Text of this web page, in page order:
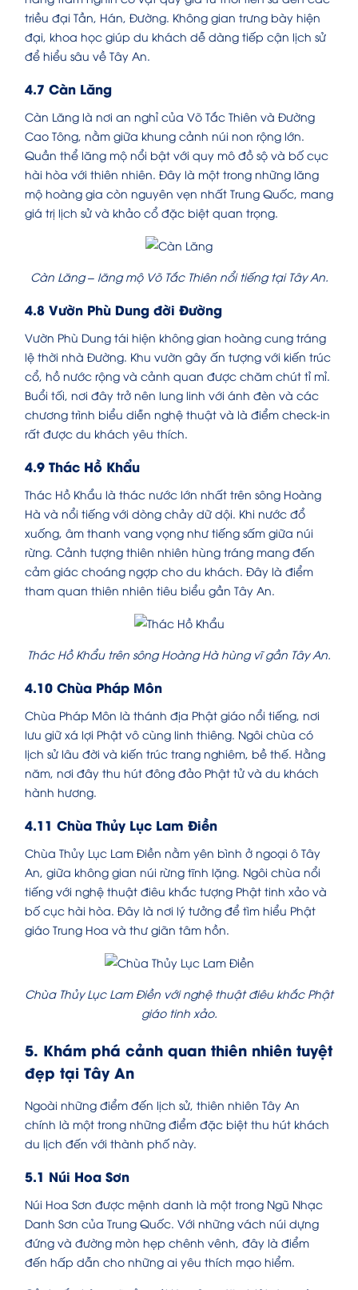
triều đại Tần, Hán, Đường. Không gian trưng bày hiện
đại, khoa học giúp du khách dễ dàng tiếp cận lịch sử
để hiểu sâu về Tây An.
4.7 Càn Lăng
Càn Lăng là nơi an nghỉ của Võ Tắc Thiên và Đường
Cao Tông, nằm giữa khung cảnh núi non rộng lớn.
Quần thể lăng mộ nổi bật với quy mô đồ sộ và bố cục
hài hòa với thiên nhiên. Đây là một trong những lăng
mộ hoàng gia còn nguyên vẹn nhất Trung Quốc, mang
giá trị lịch sử và khảo cổ đặc biệt quan trọng.
Càn Lăng – lăng mộ Võ Tắc Thiên nổi tiếng tại Tây An.
4.8 Vườn Phù Dung đời Đường
Vườn Phù Dung tái hiện không gian hoàng cung tráng
lệ thời nhà Đường. Khu vườn gây ấn tượng với kiến trúc
cổ, hồ nước rộng và cảnh quan được chăm chút tỉ mỉ.
Buổi tối, nơi đây trở nên lung linh với ánh đèn và các
chương trình biểu diễn nghệ thuật và là điểm check-in
rất được du khách yêu thích.
4.9 Thác Hồ Khẩu
Thác Hồ Khẩu là thác nước lớn nhất trên sông Hoàng
Hà và nổi tiếng với dòng chảy dữ dội. Khi nước đổ
xuống, âm thanh vang vọng như tiếng sấm giữa núi
rừng. Cảnh tượng thiên nhiên hùng tráng mang đến
cảm giác choáng ngợp cho du khách. Đây là điểm
tham quan thiên nhiên tiêu biểu gần Tây An.
Thác Hồ Khẩu trên sông Hoàng Hà hùng vĩ gần Tây An.
4.10 Chùa Pháp Môn
Chùa Pháp Môn là thánh địa Phật giáo nổi tiếng, nơi
lưu giữ xá lợi Phật vô cùng linh thiêng. Ngôi chùa có
lịch sử lâu đời và kiến trúc trang nghiêm, bề thế. Hằng
năm, nơi đây thu hút đông đảo Phật tử và du khách
hành hương.
4.11 Chùa Thủy Lục Lam Điền
Chùa Thủy Lục Lam Điền nằm yên bình ở ngoại ô Tây
An, giữa không gian núi rừng tĩnh lặng. Ngôi chùa nổi
tiếng với nghệ thuật điêu khắc tượng Phật tinh xảo và
bố cục hài hòa. Đây là nơi lý tưởng để tìm hiểu Phật
giáo Trung Hoa và thư giãn tâm hồn.
Chùa Thủy Lục Lam Điền với nghệ thuật điêu khắc Phật
giáo tinh xảo.
5. Khám phá cảnh quan thiên nhiên tuyệt
đẹp tại Tây An
Ngoài những điểm đến lịch sử, thiên nhiên Tây An
chính là một trong những điểm đặc biệt thu hút khách
du lịch đến với thành phố này.
5.1 Núi Hoa Sơn
Núi Hoa Sơn được mệnh danh là một trong Ngũ Nhạc
Danh Sơn của Trung Quốc. Với những vách núi dựng
đứng và đường mòn hẹp chênh vênh, đây là điểm
đến hấp dẫn cho những ai yêu thích mạo hiểm.